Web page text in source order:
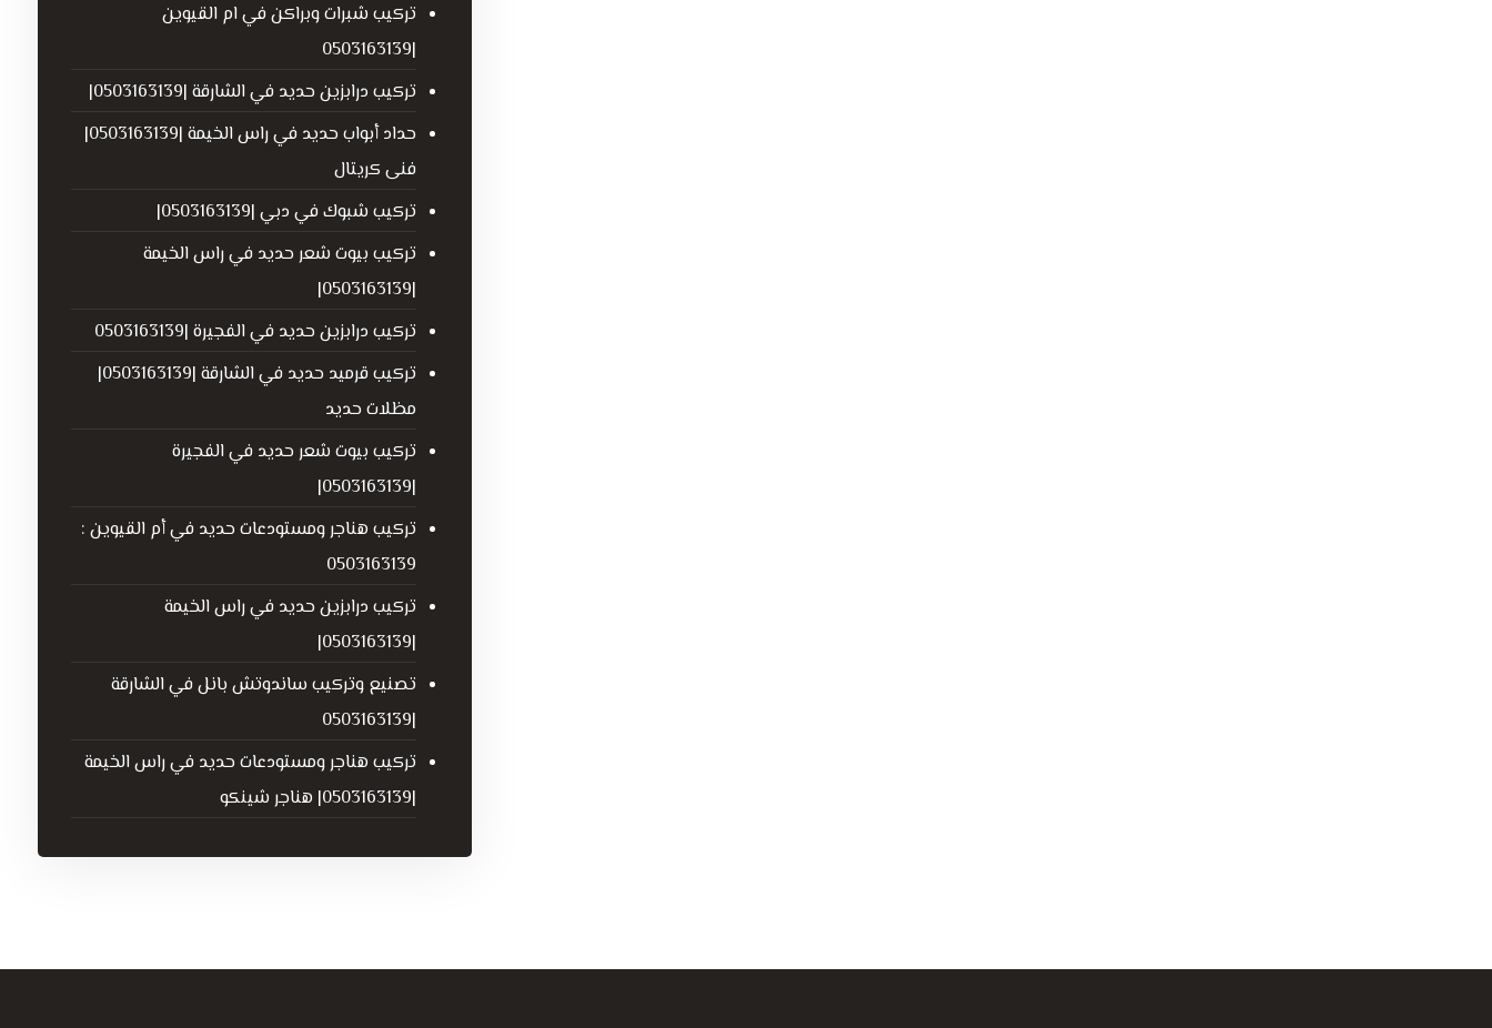
تركيب شبرات وبراكن في ام القيوين
|0503163139
تركيب درابزين حديد في الشارقة |0503163139|
حداد أبواب حديد في راس الخيمة |0503163139|
فنى كريتال
تركيب شبوك في دبي |0503163139|
تركيب بيوت شعر حديد في راس الخيمة
|0503163139|
تركيب درابزين حديد في الفجيرة |0503163139
تركيب قرميد حديد في الشارقة |0503163139|
مظلات حديد
تركيب بيوت شعر حديد في الفجيرة
|0503163139|
تركيب هناجر ومستودعات حديد في أم القيوين :
0503163139
تركيب درابزين حديد في راس الخيمة
|0503163139|
تصنيع وتركيب ساندوتش بانل في الشارقة
|0503163139
تركيب هناجر ومستودعات حديد في راس الخيمة
|0503163139| هناجر شينكو